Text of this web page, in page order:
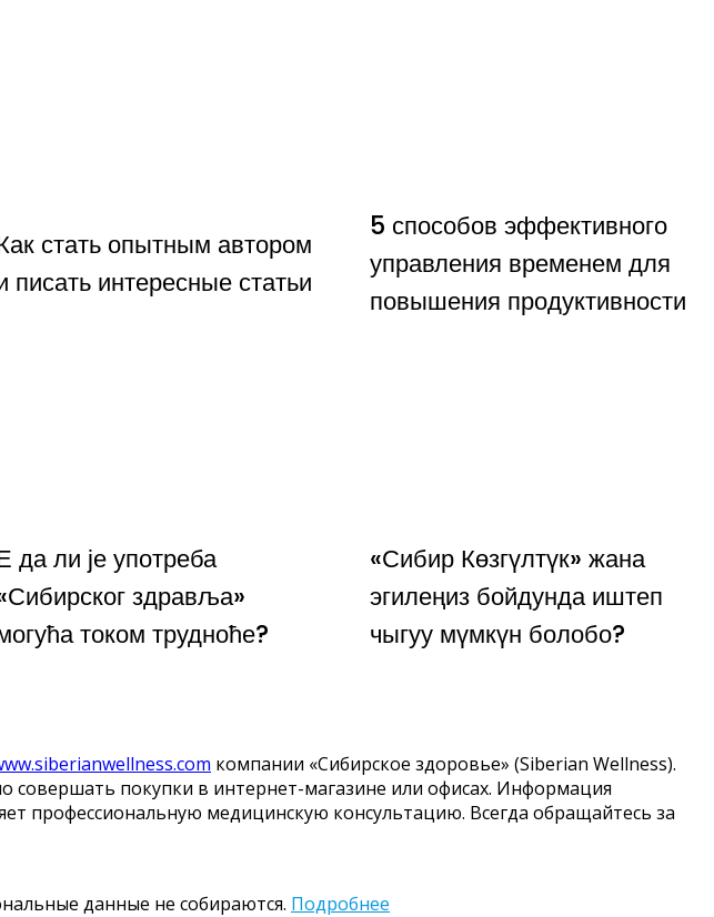
стать опытным автором
писать интересные статьи
5 способов эффективного
управления временем для
повышения продуктивности
да ли је употреба
здравља»
током трудноће?
«Сибир Көзгүлтүк» жана
эгилеңиз бойдунда иштеп
чыгуу мүмкүн болобо?
компании «Сибирское здоровье» (Siberian Wellness).
совершать покупки в интернет-магазине или офисах. Информация
профессиональную медицинскую консультацию. Всегда обращайтесь за
данные не собираются. Подробнее